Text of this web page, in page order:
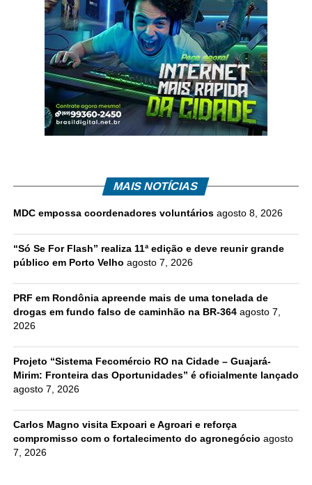
MAIS NOTÍCIAS
MDC empossa coordenadores voluntários agosto 8, 2026
“Só Se For Flash” realiza 11ª edição e deve reunir grande
público em Porto Velho agosto 7, 2026
PRF em Rondônia apreende mais de uma tonelada de
drogas em fundo falso de caminhão na BR-364 agosto 7,
2026
Projeto “Sistema Fecomércio RO na Cidade – Guajará-
Mirim: Fronteira das Oportunidades” é oficialmente lançado
agosto 7, 2026
Carlos Magno visita Expoari e Agroari e reforça
compromisso com o fortalecimento do agronegócio agosto
7, 2026